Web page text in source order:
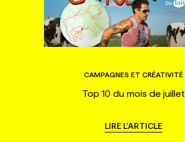
CAMPAGNES ET CRÉATIVITÉ
Top 10 du mois de juillet
LIRE L'ARTICLE